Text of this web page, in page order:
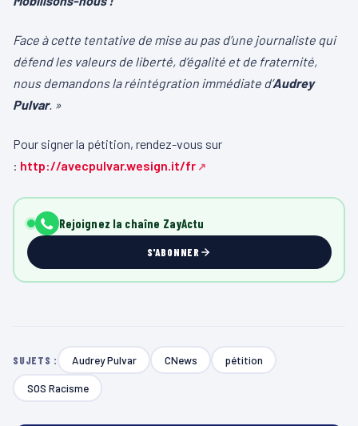
Face à cette tentative de mise au pas d’une journaliste qui
défend les valeurs de liberté, d’égalité et de fraternité,
nous demandons la réintégration immédiate d’Audrey
Pulvar. »
Pour signer la pétition, rendez-vous sur
: http://avecpulvar.wesign.it/fr
Rejoignez la chaîne ZayActu
S'ABONNER
SUJETS : Audrey Pulvar CNews pétition
SOS Racisme